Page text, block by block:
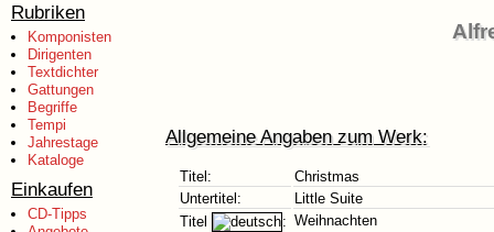
Rubriken
Komponisten
Dirigenten
Textdichter
Gattungen
Begriffe
Tempi
Jahrestage
Kataloge
Einkaufen
CD-Tipps
Allgemeine Angaben zum Werk:
Titel:
Christmas
Untertitel:
Little Suite
Titel
: Weihnachten